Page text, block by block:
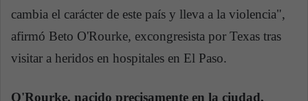
cambia el carácter de este país y lleva a la violencia",
afirmó Beto O'Rourke, excongresista por Texas tras
visitar a heridos en hospitales en El Paso.
O'Rourke, nacido precisamente en la ciudad,